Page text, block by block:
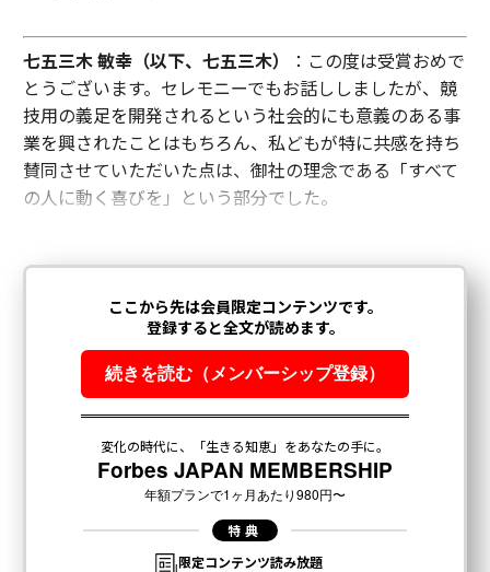
七五三木 敏幸（以下、七五三木）
：この度は受賞おめで
とうございます。セレモニーでもお話ししましたが、競
技用の義足を開発されるという社会的にも意義のある事
業を興されたことはもちろん、私どもが特に共感を持ち
賛同させていただいた点は、御社の理念である「すべて
の人に動く喜びを」という部分でした。